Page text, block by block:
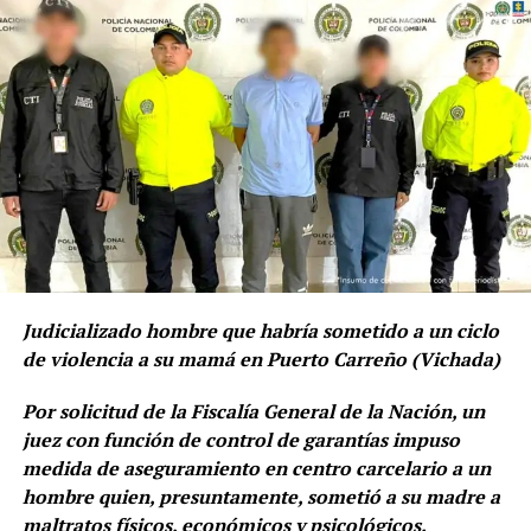
evitando que estas armas fueran utilizadas contra la
población y devolviendo tranquilidad a los habitantes de
La Primavera y zonas aledañas.
ADVERTISEMENT
La Policía Nacional, en coordinación con las Fuerzas
Militares y la Fiscalía General de la Nación, reafirma su
compromiso de seguir adelantando operaciones y
controles preventivos contra los grupos armados
organizados, garantizando la seguridad, la convivencia y
la protección de la vida, honra y bienes de los
Judicializado hombre que habría sometido a un ciclo
de violencia a su mamá en Puerto Carreño (Vichada)
Por solicitud de la Fiscalía General de la Nación, un
juez con función de control de garantías impuso
medida de aseguramiento en centro carcelario a un
hombre quien, presuntamente, sometió a su madre a
maltratos físicos, económicos y psicológicos.